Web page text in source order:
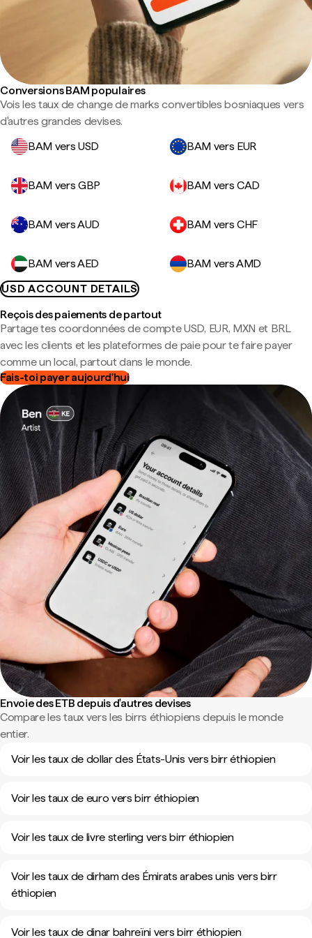
Conversions BAM populaires
Vois les taux de change de marks convertibles bosniaques vers
d'autres grandes devises.
BAM vers USD
BAM vers EUR
BAM vers GBP BAM vers CAD
BAM vers AUD BAM vers CHF
BAM vers AED
BAM vers AMD
USD ACCOUNT DETAILS
Reçois des paiements de partout
Partage tes coordonnées de compte USD, EUR, MXN et BRL
avec les clients et les plateformes de paie pour te faire payer
comme un local, partout dans le monde.
Fais-toi payer aujourd'hui
Envoie des ETB depuis d'autres devises
Compare les taux vers les birrs éthiopiens depuis le monde
entier.
Voir les taux de dollar des États-Unis vers birr éthiopien
Voir les taux de euro vers birr éthiopien
Voir les taux de livre sterling vers birr éthiopien
Voir les taux de dirham des Émirats arabes unis vers birr
éthiopien
Voir les taux de dinar bahreïni vers birr éthiopien